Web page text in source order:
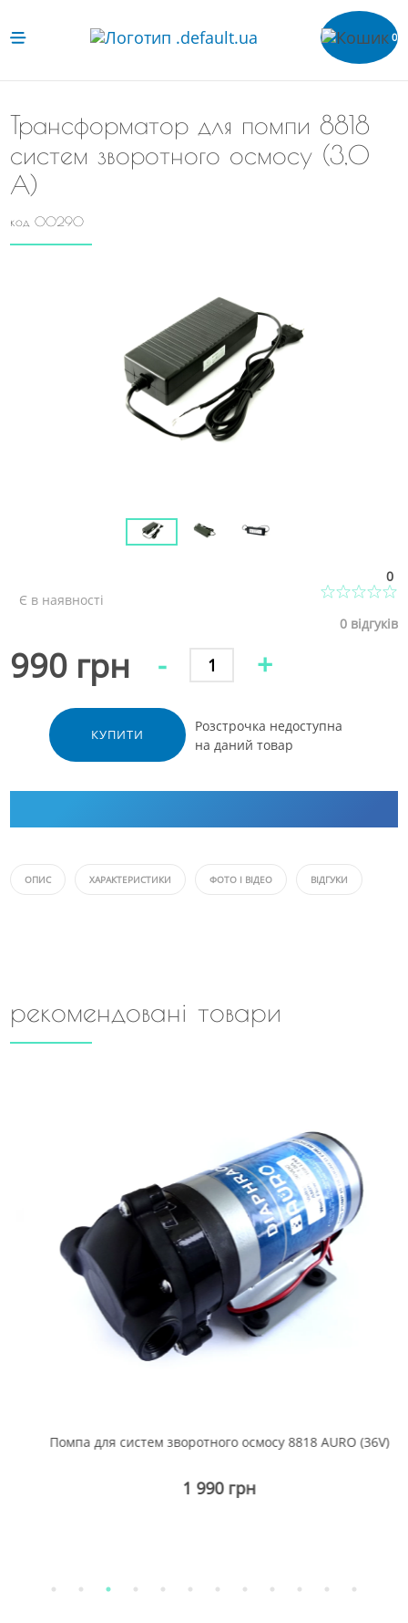
0
Трансформатор для помпи 8818
систем зворотного осмосу (3,0
А)
код 00290
Є в наявності
0
0відгуків
990 грн - +
КУПИТИ
Розстрочка недоступна
на даний товар
ОПИС ХАРАКТЕРИСТИКИ ФОТО І ВІДЕО ВІДГУКИ
рекомендовані товари
Помпа для систем зворотного осмосу 8818 AURO (36V)
1 990 грн